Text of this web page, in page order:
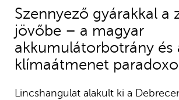
Szennyező gyárakkal a
jövőbe – a magyar
akkumulátorbotrány és
klímaátmenet
Lincshangulat alakult ki a